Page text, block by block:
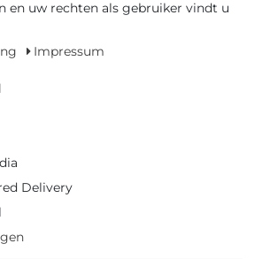
DEALER
korting
over het artikel
en uw rechten als gebruiker vindt u
Impressum
Delivery